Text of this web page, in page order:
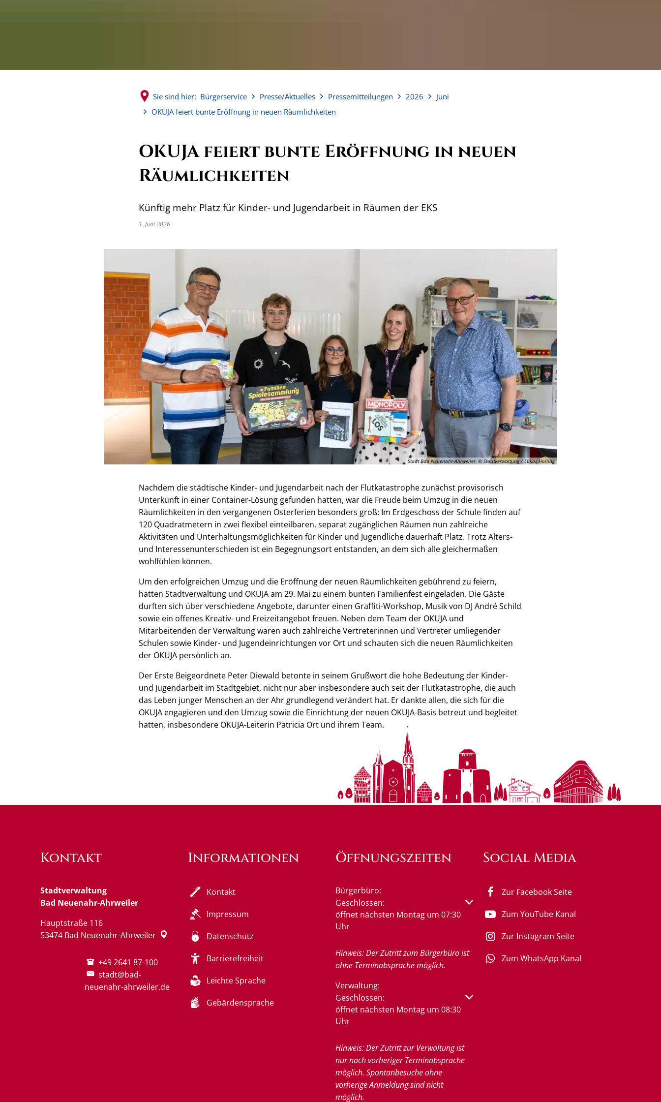
Sie sind hier: Bürgerservice Presse/Aktuelles Pressemitteilungen 2026
Juni
OKUJA feiert bunte Eröffnung in neuen Räumlichkeiten
OKUJA feiert bunte Eröffnung in neuen
Räumlichkeiten
Künftig mehr Platz für Kinder- und Jugendarbeit in Räumen der EKS
1. Juni 2026
Stadt Bad Neuenahr-Ahrweiler, © Stadtverwaltung / Lukas Holling
Nachdem die städtische Kinder- und Jugendarbeit nach der Flutkatastrophe zunächst provisorisch
Unterkunft in einer Container-Lösung gefunden hatten, war die Freude beim Umzug in die neuen
Räumlichkeiten in den vergangenen Osterferien besonders groß: Im Erdgeschoss der Schule finden auf
120 Quadratmetern in zwei flexibel einteilbaren, separat zugänglichen Räumen nun zahlreiche
Aktivitäten und Unterhaltungsmöglichkeiten für Kinder und Jugendliche dauerhaft Platz. Trotz Alters-
und Interessenunterschieden ist ein Begegnungsort entstanden, an dem sich alle gleichermaßen
wohlfühlen können.
Um den erfolgreichen Umzug und die Eröffnung der neuen Räumlichkeiten gebührend zu feiern,
hatten Stadtverwaltung und OKUJA am 29. Mai zu einem bunten Familienfest eingeladen. Die Gäste
durften sich über verschiedene Angebote, darunter einen Graffiti-Workshop, Musik von DJ André Schild
sowie ein offenes Kreativ- und Freizeitangebot freuen. Neben dem Team der OKUJA und
Mitarbeitenden der Verwaltung waren auch zahlreiche Vertreterinnen und Vertreter umliegender
Schulen sowie Kinder- und Jugendeinrichtungen vor Ort und schauten sich die neuen Räumlichkeiten
der OKUJA persönlich an.
Der Erste Beigeordnete Peter Diewald betonte in seinem Grußwort die hohe Bedeutung der Kinder-
und Jugendarbeit im Stadtgebiet, nicht nur aber insbesondere auch seit der Flutkatastrophe, die auch
das Leben junger Menschen an der Ahr grundlegend verändert hat. Er dankte allen, die sich für die
OKUJA engagieren und den Umzug sowie die Einrichtung der neuen OKUJA-Basis betreut und begleitet
hatten, insbesondere OKUJA-Leiterin Patricia Ort und ihrem Team.
Kontakt
Stadtverwaltung
Bad Neuenahr-Ahrweiler
Hauptstraße 116
53474 Bad Neuenahr-Ahrweiler
+49 2641 87-100
stadt@bad-
neuenahr-ahrweiler.de
Informationen
Kontakt
Impressum
Datenschutz
Barrierefreiheit
Leichte Sprache
Gebärdensprache
Öffnungszeiten
Bürgerbüro:
Klicken, um weitere Öffnungs- oder Schließzeiten auszublenden
Geschlossen:
öffnet nächsten Montag um 07:30
Uhr
Hinweis: Der Zutritt zum Bürgerbüro ist
ohne Terminabsprache möglich.
Verwaltung:
Klicken, um weitere Öffnungs- oder Schließzeiten auszublenden
Geschlossen:
öffnet nächsten Montag um 08:30
Uhr
Hinweis: Der Zutritt zur Verwaltung ist
nur nach vorheriger Terminabsprache
möglich. Spontanbesuche ohne
vorherige Anmeldung sind nicht
möglich.
Social Media
Zur Facebook Seite
Zum YouTube Kanal
Zur Instagram Seite
Zum WhatsApp Kanal